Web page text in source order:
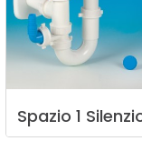
Spazio 1